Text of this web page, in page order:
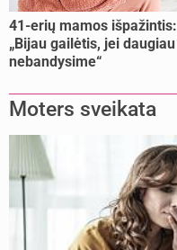
41-erių mamos išpažintis:
„Bijau gailėtis, jei daugiau
nebandysime“
Moters sveikata